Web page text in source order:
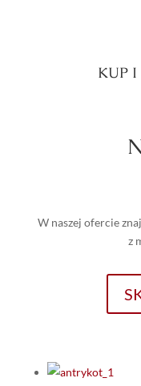
KUP
W naszej ofercie
z